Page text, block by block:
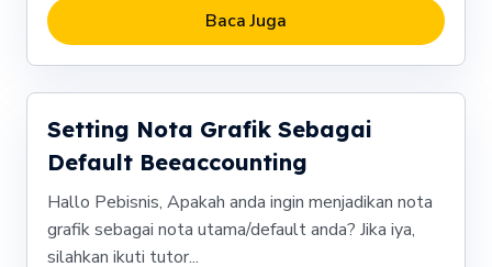
Baca Juga
Setting Nota Grafik Sebagai
Default Beeaccounting
Hallo Pebisnis, Apakah anda ingin menjadikan nota
grafik sebagai nota utama/default anda? Jika iya,
silahkan ikuti tutor...